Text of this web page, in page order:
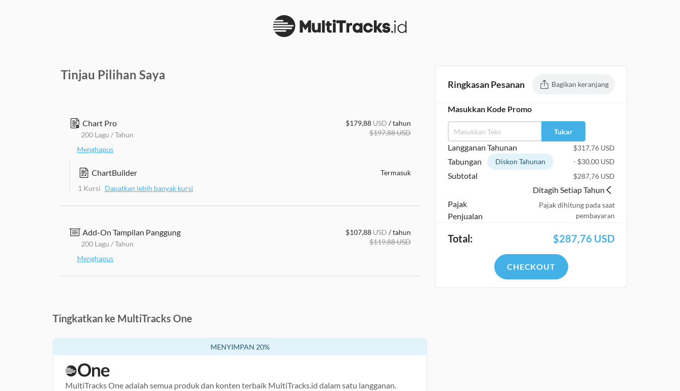
Tinjau Pilihan Saya
Chart Pro
200 Lagu / Tahun
$179,88 USD / tahun
$197,88USD
Menghapus
ChartBuilder
Termasuk
1 Kursi Dapatkan lebih banyak kursi
Add-On Tampilan Panggung
200 Lagu / Tahun
$107,88 USD / tahun
$119,88USD
Menghapus
Ringkasan Pesanan Bagikan keranjang
Masukkan Kode Promo
Tukar
Langganan Tahunan $317,76 USD
Tabungan Diskon Tahunan - $30,00 USD
Subtotal $287,76 USD
Ditagih Setiap Tahun
Pajak
Penjualan
Pajak dihitung pada saat
pembayaran
Total: $287,76 USD
CHECKOUT
Tingkatkan ke MultiTracks One
MENYIMPAN 20%
MultiTracks One adalah semua produk dan konten terbaik MultiTracks.id dalam satu langganan.